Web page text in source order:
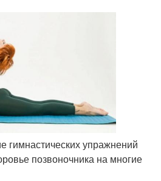
гимнастических упражнений
позвоночника на многие